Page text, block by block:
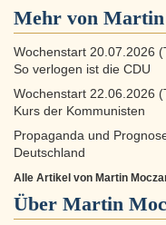
Mehr von
Wochenstart 20.07.2026
So verlogen ist die CDU
Wochenstart 22.06.2026
Kurs der Kommunisten
Propaganda und
Deutschland
Alle Artikel von Martin
Über Martin